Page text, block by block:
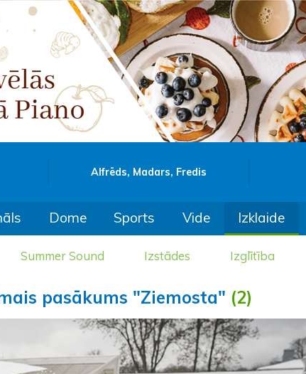
Alfrēds, Madars, Fredis
Dome Sports Vide Izklaide
Summer Sound Izstādes Izglītība
pasākums "Ziemosta" (2)